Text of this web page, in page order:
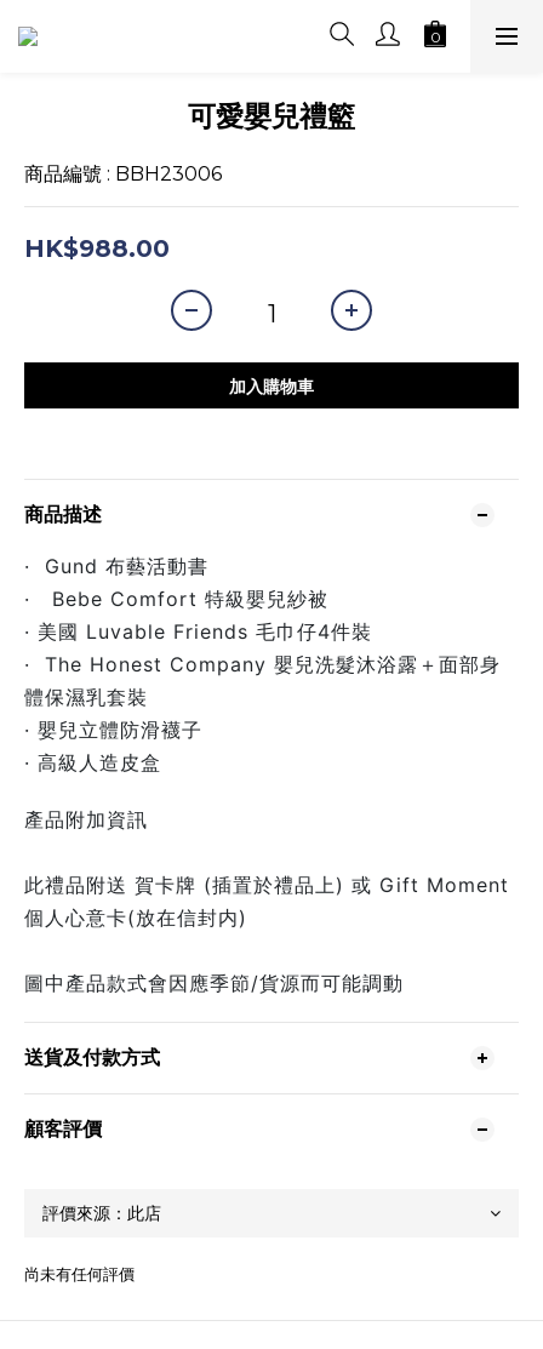
可愛嬰兒禮籃
商品編號 : BBH23006
HK$988.00
加入購物車
商品描述
· Gund 布藝活動書
· Bebe Comfort 特級嬰兒紗被
· 美國 Luvable Friends 毛巾仔4件裝
· The Honest Company 嬰兒洗髮沐浴露＋面部身
體保濕乳套裝
· 嬰兒立體防滑襪子
· 高級人造皮盒
產品附加資訊
此禮品附送 賀卡牌 (插置於禮品上) 或 Gift Moment
個人心意卡(放在信封内)
圖中產品款式會因應季節/貨源而可能調動
送貨及付款方式
顧客評價
尚未有任何評價